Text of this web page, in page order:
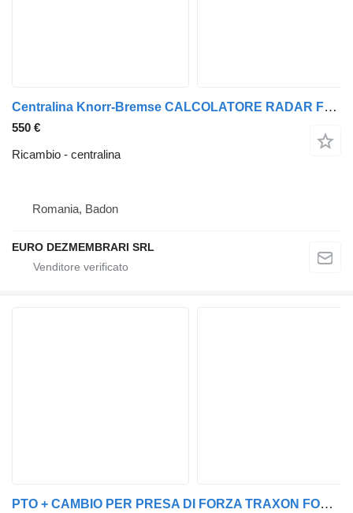
Centralina Knorr-Bremse CALCOLATORE RADAR FORD F-MAX K155778 K096653 per trattore stradale Ford F-MAX
550 €
Ricambio - centralina
Romania, Badon
EURO DEZMEMBRARI SRL
PTO + CAMBIO PER PRESA DI FORZA TRAXON FORD F-MAX FC467275 FC467275CA per trattore stradale Ford F-MAX